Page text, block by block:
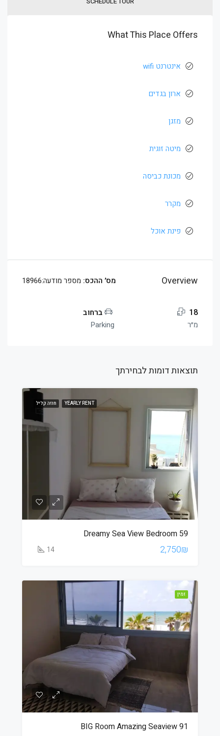
What This Place Offers
אינטרנט wifi
ארון בגדים
מזגן
מיטה זוגית
מכונת כביסה
מקרר
פינת אוכל
Overview מס׳ ההכס: מספר מודעה:18966
18
מ״ר
ברחוב
Parking
תוצאות דומות לבחירתך
YEARLY RENT חוזה קליל
59 Dreamy Sea View Bedroom
2,750₪
14
זמין
BIG Room Amazing Seaview 91